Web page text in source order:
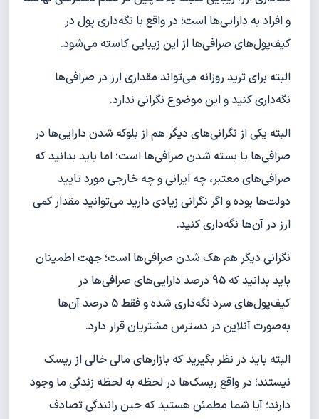
و افراد به دارایی‌‌ها است؛ در واقع با نگه‌داری پول در
کیف‌پول‌های صرافی‌ها از این زیبایی کاسته می‌شود.
البته برای ترید روزانه می‌تواند مقداری ارز در صرافی‌ها
نگه‌داری کنید و این موضوع نگرانی ندارد.
البته یکی از نگرانی‌های دیگر هم از بلوکه شدن دارایی‌ها در
صرافی‌ها یا بسته شدن صرافی‌ها است؛ اما باید بدانید که
صرافی‌های معتبر، چه ایرانی و چه خارجی مورد تایید
دولت‌ها بوده و اگر نگرانی زیادی دارید می‌توانید مقدار کمی
ارز در آن‌ها نگه‌داری کنید.
نگرانی دیگر هم هک شدن صرافی‌ها است؛ جهت اطمینان
باید بدانید که 95 درصد دارایی‌های صرافی‌ها در
کیف‌پول‌های سرد نگه‌داری شده و فقط 5 درصد آن‌ها
به‌صورت آنلاین در دسترس مشتریان قرار دارد.
البته باید در نظر بگیرید که بازارهای مالی خالی از ریسک
نیستند؛ در واقع ریسک‌ها در لحظه به لحظه زندگی ما وجود
دارند؛ آیا شما مطمئن هستید که حین رانندگی تصادف